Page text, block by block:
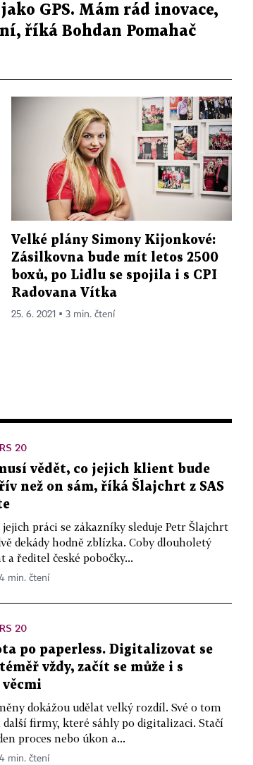
GPS. Mám rád inovace,
říká Bohdan Pomahač
Velké plány Simony Kijonkové:
Zásilkovna bude mít letos 2500
boxů, po Lidlu se spojila i s CPI
Radovana Vítka
25. 6. 2021 ▪ 3 min. čtení
20
vědět, co jejich klient bude
než on sám, říká Šlajchrt z SAS
jejich práci se zákazníky sleduje Petr Šlajchrt
dekády hodně zblízka. Coby dlouholetý
a ředitel české pobočky...
min. čtení
20
po paperless. Digitalizovat se
vždy, začít se může i s
dokážou udělat velký rozdíl. Své o tom
další firmy, které sáhly po digitalizaci. Stačí
proces nebo úkon a...
min. čtení